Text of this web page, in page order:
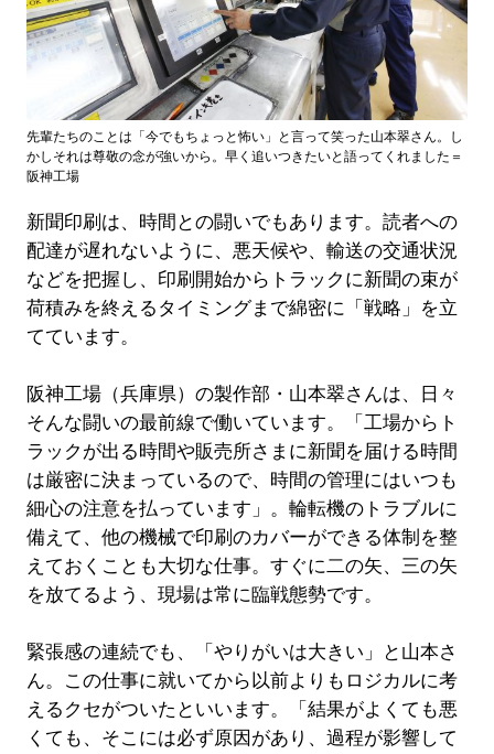
先輩たちのことは「今でもちょっと怖い」と言って笑った山本翠さん。し
かしそれは尊敬の念が強いから。早く追いつきたいと語ってくれました＝
阪神工場
新聞印刷は、時間との闘いでもあります。読者への
配達が遅れないように、悪天候や、輸送の交通状況
などを把握し、印刷開始からトラックに新聞の束が
荷積みを終えるタイミングまで綿密に「戦略」を立
てています。
阪神工場（兵庫県）の製作部・山本翠さんは、日々
そんな闘いの最前線で働いています。「工場からト
ラックが出る時間や販売所さまに新聞を届ける時間
は厳密に決まっているので、時間の管理にはいつも
細心の注意を払っています」。輪転機のトラブルに
備えて、他の機械で印刷のカバーができる体制を整
えておくことも大切な仕事。すぐに二の矢、三の矢
を放てるよう、現場は常に臨戦態勢です。
緊張感の連続でも、「やりがいは大きい」と山本さ
ん。この仕事に就いてから以前よりもロジカルに考
えるクセがついたといいます。「結果がよくても悪
くても、そこには必ず原因があり、過程が影響して